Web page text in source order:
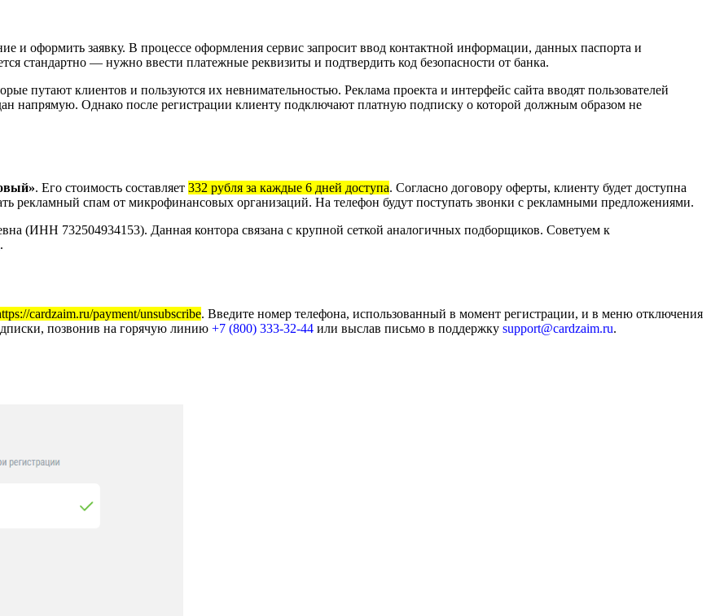
и оформить заявку. В процессе оформления сервис запросит ввод контактной информации, данных паспорта и
стандартно — нужно ввести платежные реквизиты и подтвердить код безопасности от банка.
путают клиентов и пользуются их невнимательностью. Реклама проекта и интерфейс сайта вводят пользователей
напрямую. Однако после регистрации клиенту подключают платную подписку о которой должным образом не
. Его стоимость составляет 332 рубля за каждые 6 дней доступа. Согласно договору оферты, клиенту будет доступна
рекламный спам от микрофинансовых организаций. На телефон будут поступать звонки с рекламными предложениями.
(ИНН 732504934153). Данная контора связана с крупной сеткой аналогичных подборщиков. Советуем к
.
cardzaim.ru/payment/unsubscribe. Введите номер телефона, использованный в момент регистрации, и в меню отключения
позвонив на горячую линию +7 (800) 333-32-44 или выслав письмо в поддержку support@cardzaim.ru.